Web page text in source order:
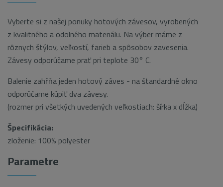
Vyberte si z našej ponuky hotových závesov, vyrobených
z kvalitného a odolného materiálu. Na výber máme z
rôznych štýlov, veľkostí, farieb a spôsobov zavesenia.
Závesy odporúčame prať pri teplote 30° C.
Balenie zahŕňa jeden hotový záves - na štandardné okno
odporúčame kúpiť dva závesy.
(rozmer pri všetkých uvedených veľkostiach: šírka x dĺžka)
Špecifikácia:
zloženie: 100% polyester
Parametre